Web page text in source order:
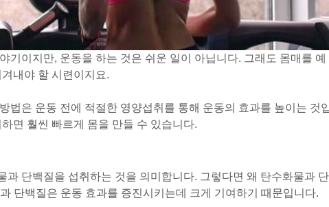
기이지만, 운동을 하는 것은 쉬운 일이 아닙니다. 그래도 몸매를 예
내야 할 시련이지요.
법은 운동 전에 적절한 영양섭취를 통해 운동의 효과를 높이는 것
면 훨씬 빠르게 몸을 만들 수 있습니다.
과 단백질을 섭취하는 것을 의미합니다. 그렇다면 왜 탄수화물과 단
단백질은 운동 효과를 증진시키는데 크게 기여하기 때문입니다.